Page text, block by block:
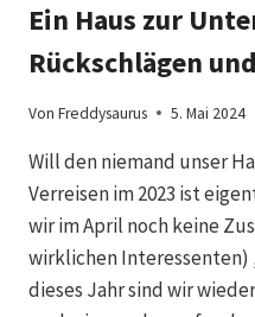
Ein Haus zur
Rückschlägen
Von Freddysaurus 5. Mai 2024
Will den niemand unser
Verreisen im 2023 ist
wir im April noch keine
wirklichen Interessenten)
dieses Jahr sind wir